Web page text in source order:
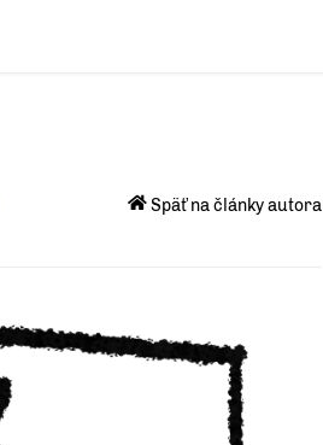
Späť na články autora